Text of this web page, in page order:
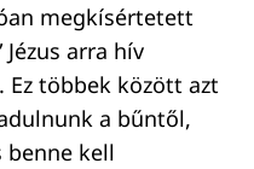
megkísértetett
arra hív
Ez többek között azt
a bűntől,
kell